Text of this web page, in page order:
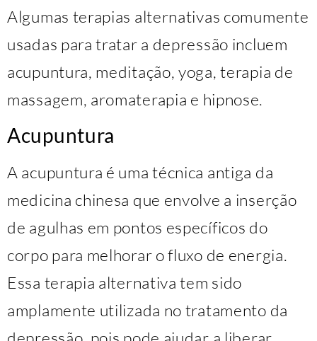
Algumas terapias alternativas comumente
usadas para tratar a depressão incluem
acupuntura, meditação, yoga, terapia de
massagem, aromaterapia e hipnose.
Acupuntura
A acupuntura é uma técnica antiga da
medicina chinesa que envolve a inserção
de agulhas em pontos específicos do
corpo para melhorar o fluxo de energia.
Essa terapia alternativa tem sido
amplamente utilizada no tratamento da